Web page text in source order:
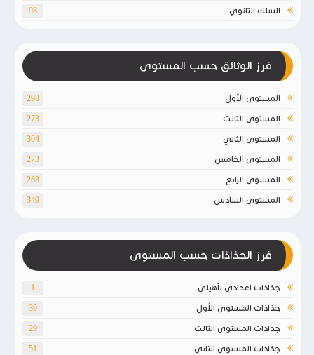
السلك الثانوي 98
فرز الوثائق حسب المستوى
المستوى الأول 298
المستوى الثالث 273
المستوى الثاني 304
المستوى الخامس 273
المستوى الرابع 263
المستوى السادس 349
فرز الجذاذات حسب المستوى
جذاذات اعدادي تأهيلي 1
جذاذات المستوى الأول 39
جذاذات المستوى الثالث 29
جذاذات المستوى الثاني 51